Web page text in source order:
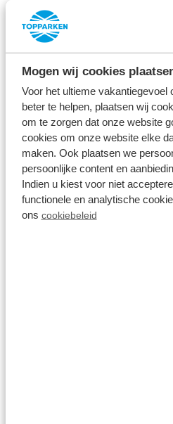
Mogen wij cookies
Voor het ultieme vakantiegevoel
beter te helpen, plaatsen wij
om te zorgen dat onze website
cookies om onze website elke
maken. Ook plaatsen we
persoonlijke content en
Indien u kiest voor niet
functionele en analytische
ons cookiebeleid
Bowlingbahnen
Im Park